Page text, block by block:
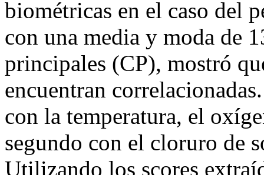
biométricas en el caso del
con una media y moda de
principales (CP), mostró
encuentran
con la temperatura, el
segundo con el cloruro de
Utilizando los scores